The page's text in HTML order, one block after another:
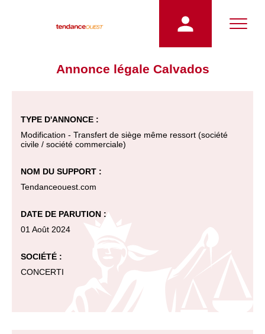
Annonce légale Calvados
TYPE D'ANNONCE :
Modification - Transfert de siège même ressort (société
civile / société commerciale)
NOM DU SUPPORT :
Tendanceouest.com
DATE DE PARUTION :
01 Août 2024
SOCIÉTÉ :
CONCERTI